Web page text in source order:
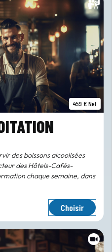
459 € Net
des boissons alcoolisées
des Hôtels-Cafés-
chaque semaine, dans
Choisir